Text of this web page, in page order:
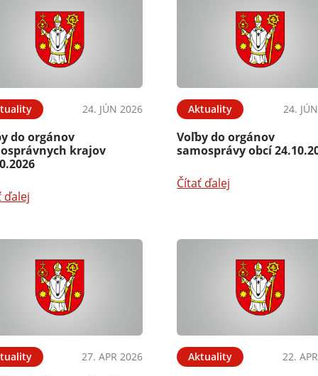
24. JÚN 2026
do orgánov
krajov
ďalej
Aktuality 24.
Voľby do orgánov
samosprávy obcí
Čítať ďalej
27. APR 2026 Aktuality 22.